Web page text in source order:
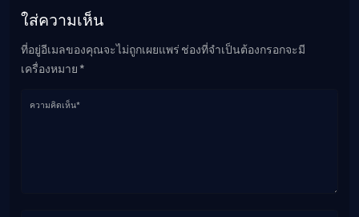
ใส่ความเห็น
ที่อยู่อีเมลของคุณจะไม่ถูกเผยแพร่ ช่องที่จำเป็นต้องกรอกจะมี
เครื่องหมาย *
ความคิดเห็น*